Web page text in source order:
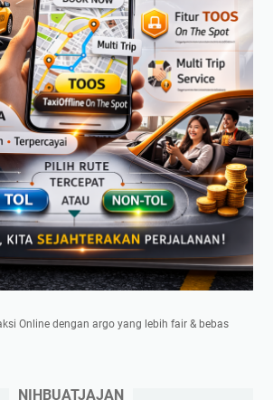
Online dengan argo yang lebih fair & bebas
NIHBUATJAJAN